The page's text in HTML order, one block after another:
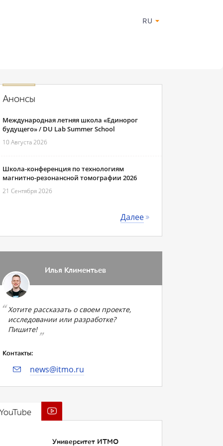
RU
Анонсы
Международная летняя школа «Единорог
будущего» / DU Lab Summer School
10 Августа 2026
Школа-конференция по технологиям
магнитно-резонансной томографии 2026
21 Сентября 2026
Далее
Илья Климентьев
Хотите рассказать о своем проекте,
исследовании или разработке?
Пишите!
Контакты:
news@itmo.ru
Университет ИТМО